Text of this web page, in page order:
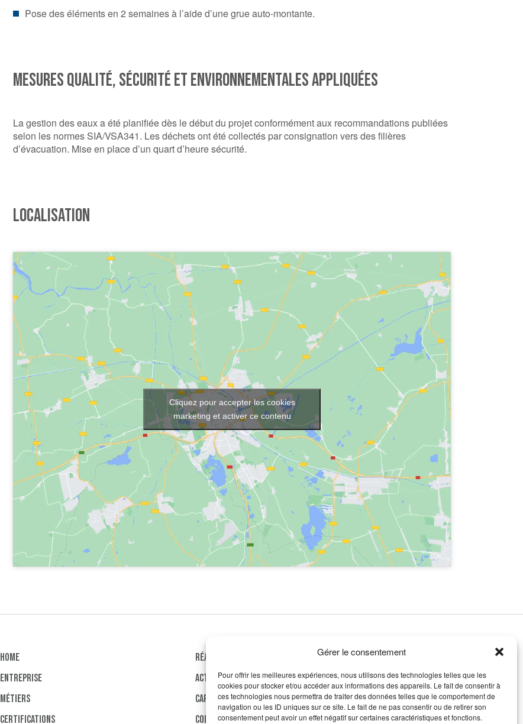
Gérer le consentement
Pour offrir les meilleures expériences, nous utilisons des technologies telles que les
cookies pour stocker et/ou accéder aux informations des appareils. Le fait de consentir à
ces technologies nous permettra de traiter des données telles que le comportement de
navigation ou les ID uniques sur ce site. Le fait de ne pas consentir ou de retirer son
consentement peut avoir un effet négatif sur certaines caractéristiques et fonctions.
Pose des éléments en 2 semaines à l’aide d’une grue auto-montante.
MESURES QUALITÉ, SÉCURITÉ ET ENVIRONNEMENTALES APPLIQUÉES
La gestion des eaux a été planifiée dès le début du projet conformément aux recommandations publiées
selon les normes SIA/VSA341. Les déchets ont été collectés par consignation vers des filières
d’évacuation. Mise en place d’un quart d’heure sécurité.
LOCALISATION
Cliquez pour accepter les cookies
marketing et activer ce contenu
HOME
ENTREPRISE
MÉTIERS
CERTIFICATIONS
RÉALISATIONS
ACTUALITÉ
CARRIÈRES
CONTACT